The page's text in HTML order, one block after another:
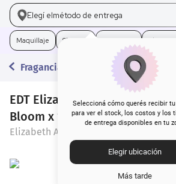
Elegí elmétodo de entrega
Seleccioná cómo querés recibir
para ver el stock, los costos y los
de entrega disponibles en tu
Elegir ubicación
Más tarde
Maquillaje Skincare Electro
Fragancias
EDT Elizabeth Arden
Bloom x 100 ml
Elizabeth Arden
2 máscara pestañas
loreal
4. brochas
5. corrector
6. rubor